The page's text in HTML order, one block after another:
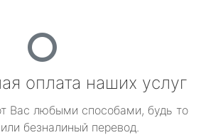
оплата наших услуг
Вас любыми способами, будь то
безналиный перевод.